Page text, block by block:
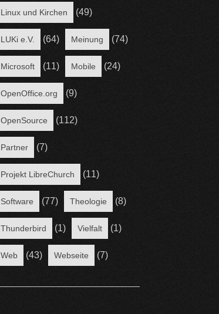
Linux und Kirchen (49)
LUKi e.V. (64) Meinung (74)
Microsoft (11) Mobile (24)
OpenOffice.org (9)
OpenSource (112)
Partner (7)
Projekt LibreChurch (11)
Software (77) Theologie (8)
Thunderbird (1) Vielfalt (1)
Web (43) Webseite (7)